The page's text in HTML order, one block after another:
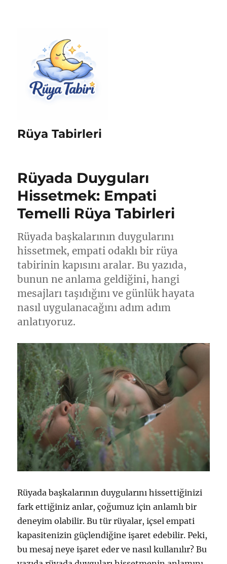
Rüya Tabirleri
Rüyada Duyguları
Hissetmek: Empati
Temelli Rüya Tabirleri
Rüyada başkalarının duygularını
hissetmek, empati odaklı bir rüya
tabirinin kapısını aralar. Bu yazıda,
bunun ne anlama geldiğini, hangi
mesajları taşıdığını ve günlük hayata
nasıl uygulanacağını adım adım
anlatıyoruz.
Rüyada başkalarının duygularını hissettiğinizi
fark ettiğiniz anlar, çoğumuz için anlamlı bir
deneyim olabilir. Bu tür rüyalar, içsel empati
kapasitenizin güçlendiğine işaret edebilir. Peki,
bu mesaj neye işaret eder ve nasıl kullanılır? Bu